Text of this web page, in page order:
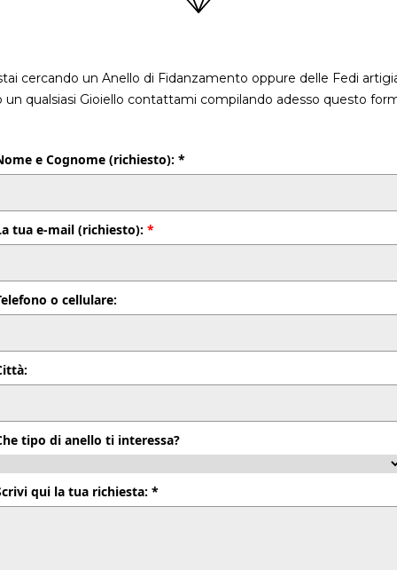
cercando un Anello di Fidanzamento oppure delle Fedi
un qualsiasi Gioiello contattami compilando adesso questo
e Cognome (richiesto): *
tua e-mail (richiesto): *
o cellulare:
tipo di anello ti interessa?
qui la tua richiesta: *